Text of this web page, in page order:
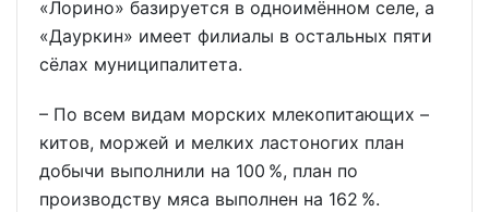
«Лорино» базируется в одноимённом селе, а
«Дауркин» имеет филиалы в остальных пяти
сёлах муниципалитета.
– По всем видам морских млекопитающих –
китов, моржей и мелких ластоногих план
добычи выполнили на 100 %, план по
производству мяса выполнен на 162 %.